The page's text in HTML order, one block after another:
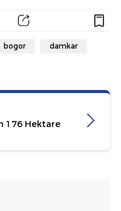
bogor damkar
176 Hektare